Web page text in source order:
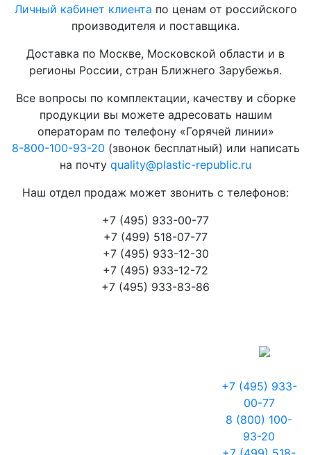
Личный кабинет клиента по ценам от российского
производителя и поставщика.
Доставка по Москве, Московской области и в
регионы России, стран Ближнего Зарубежья.
Все вопросы по комплектации, качеству и сборке
продукции вы можете адресовать нашим
операторам по телефону «Горячей линии»
8-800-100-93-20 (звонок бесплатный) или написать
на почту quality@plastic-republic.ru
Наш отдел продаж может звонить с телефонов:
+7 (495) 933-00-77
+7 (499) 518-07-77
+7 (495) 933-12-30
+7 (495) 933-12-72
+7 (495) 933-83-86
+7 (495) 933-
00-77
8 (800) 100-
93-20